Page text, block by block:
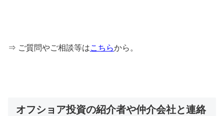
⇒ ご質問やご相談等はこちらから。
オフショア投資の紹介者や仲介会社と連絡